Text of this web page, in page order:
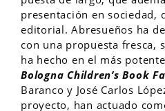
presentación en sociedad,
editorial. Abresueños ha
con una propuesta fresca,
ha hecho en el más
Bologna Children’s Book
Baranco y José Carlos
proyecto, han actuado